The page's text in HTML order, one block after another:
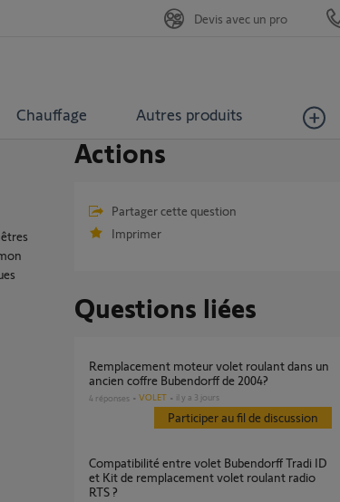
Chauffage Autres produits
Devis avec un pro
Actions
Partager cette question
Imprimer
Questions liées
Remplacement moteur volet roulant dans un
ancien coffre Bubendorff de 2004?
4 réponses VOLET il y a 3 jours
Participer au fil de discussion
compatibilité entre volet Bubendorff Tradi ID
et Kit de remplacement volet roulant radio
RTS ?